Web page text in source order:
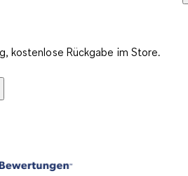
kostenlose Rückgabe im Store.